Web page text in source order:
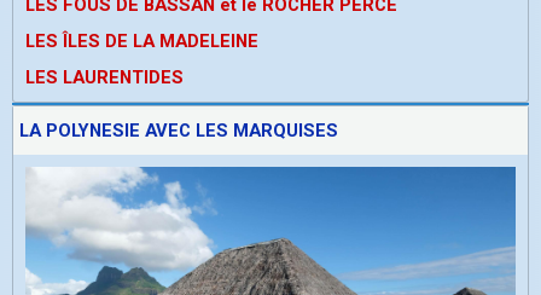
LES FOUS DE BASSAN et le ROCHER PERCE
LES ÎLES DE LA MADELEINE
LES LAURENTIDES
LA POLYNESIE AVEC LES MARQUISES